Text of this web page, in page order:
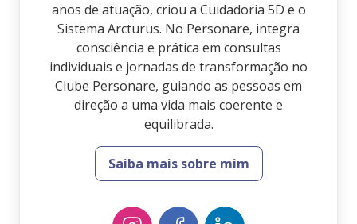
anos de atuação, criou a Cuidadoria 5D e o
Sistema Arcturus. No Personare, integra
consciência e prática em consultas
individuais e jornadas de transformação no
Clube Personare, guiando as pessoas em
direção a uma vida mais coerente e
equilibrada.
Saiba mais sobre mim